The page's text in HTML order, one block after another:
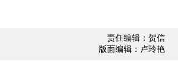
责任编辑：贺信
版面编辑：卢玲艳